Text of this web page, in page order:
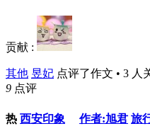
贡献 :
其他 昱妃 点评了作文 • 3 人
9 点评
热 西安印象 作者:旭君 旅